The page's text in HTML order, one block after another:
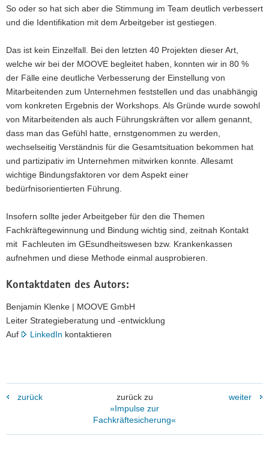
So oder so hat sich aber die Stimmung im Team deutlich verbessert
und die Identifikation mit dem Arbeitgeber ist gestiegen.
Das ist kein Einzelfall. Bei den letzten 40 Projekten dieser Art,
welche wir bei der MOOVE begleitet haben, konnten wir in 80 %
der Fälle eine deutliche Verbesserung der Einstellung von
Mitarbeitenden zum Unternehmen feststellen und das unabhängig
vom konkreten Ergebnis der Workshops. Als Gründe wurde sowohl
von Mitarbeitenden als auch Führungskräften vor allem genannt,
dass man das Gefühl hatte, ernstgenommen zu werden,
wechselseitig Verständnis für die Gesamtsituation bekommen hat
und partizipativ im Unternehmen mitwirken konnte. Allesamt
wichtige Bindungsfaktoren vor dem Aspekt einer
bedürfnisorientierten Führung.
Insofern sollte jeder Arbeitgeber für den die Themen
Fachkräftegewinnung und Bindung wichtig sind, zeitnah Kontakt
mit Fachleuten im GEsundheitswesen bzw. Krankenkassen
aufnehmen und diese Methode einmal ausprobieren.
Kontaktdaten des Autors:
Benjamin Klenke | MOOVE GmbH
Leiter Strategieberatung und -entwicklung
Auf
LinkedIn kontaktieren
zurück
zurück zu
»Impulse zur
Fachkräftesicherung«
weiter